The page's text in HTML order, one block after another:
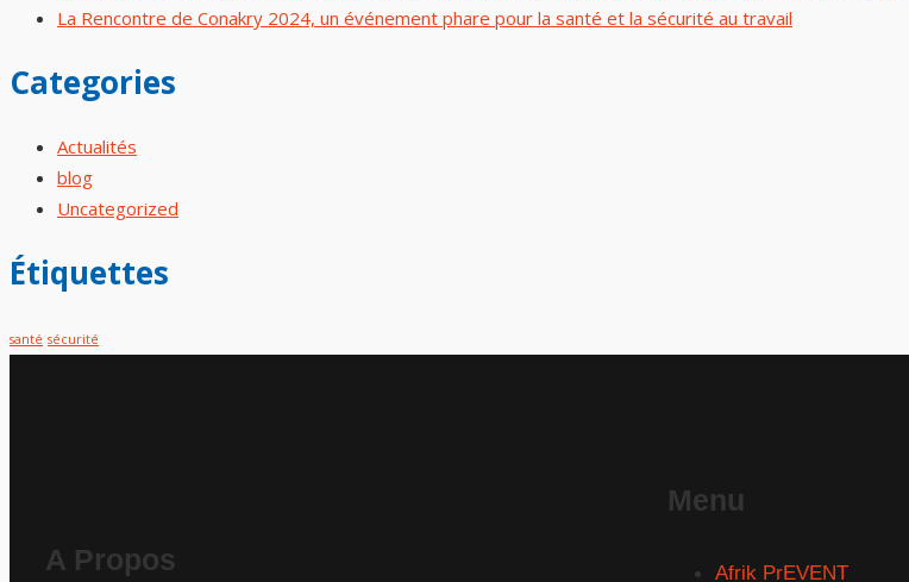
La Rencontre de Conakry 2024, un événement phare pour la santé et la sécurité au travail
Categories
Actualités
blog
Uncategorized
Étiquettes
santé sécurité
A Propos
Menu
Afrik PrEVENT